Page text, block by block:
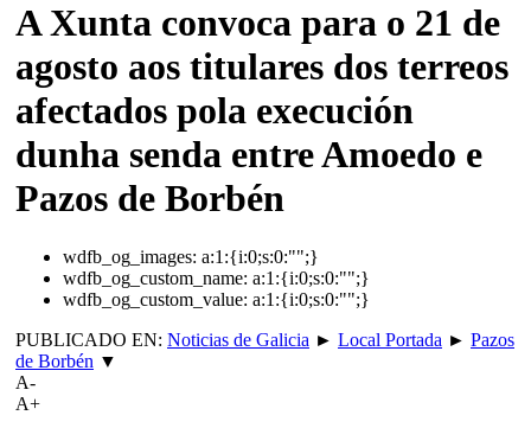
A Xunta convoca para o 21 de
agosto aos titulares dos terreos
afectados pola execución
dunha senda entre Amoedo e
Pazos de Borbén
wdfb_og_images: a:1:{i:0;s:0:"";}
wdfb_og_custom_name: a:1:{i:0;s:0:"";}
wdfb_og_custom_value: a:1:{i:0;s:0:"";}
PUBLICADO EN: Noticias de Galicia ► Local Portada ► Pazos
de Borbén ▼
A-
A+